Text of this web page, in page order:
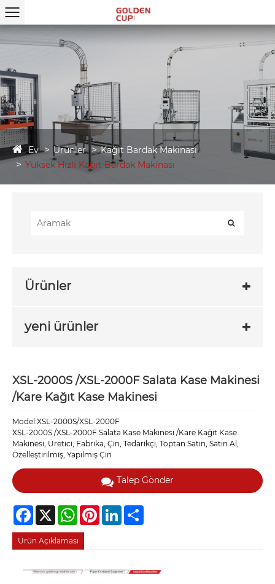
Ev Ürünler
Kağıt Bardak Makinası
Yüksek Hızlı Kağıt Bardak Makinası
Ürünler
yeni ürünler
XSL-2000S /XSL-2000F Salata Kase Makinesi
/Kare Kağıt Kase Makinesi
Model:XSL-2000S/XSL-2000F
XSL-2000S /XSL-2000F Salata Kase Makinesi /Kare Kağıt Kase
Makinesi, Üretici, Fabrika, Çin, Tedarikçi, Toptan Satın, Satın Al,
Özelleştirilmiş, Yapılmış Çin
Talep Gönder
Facebook
X WhatsAppPinterestLinkedIn
Ürün Açıklaması